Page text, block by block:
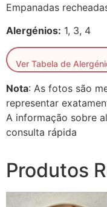
Empanadas
Alergénios: 1, 3, 4
Ver Tabela de
Nota: As fotos são
representar
A informação sobre
consulta rápida
Produtos